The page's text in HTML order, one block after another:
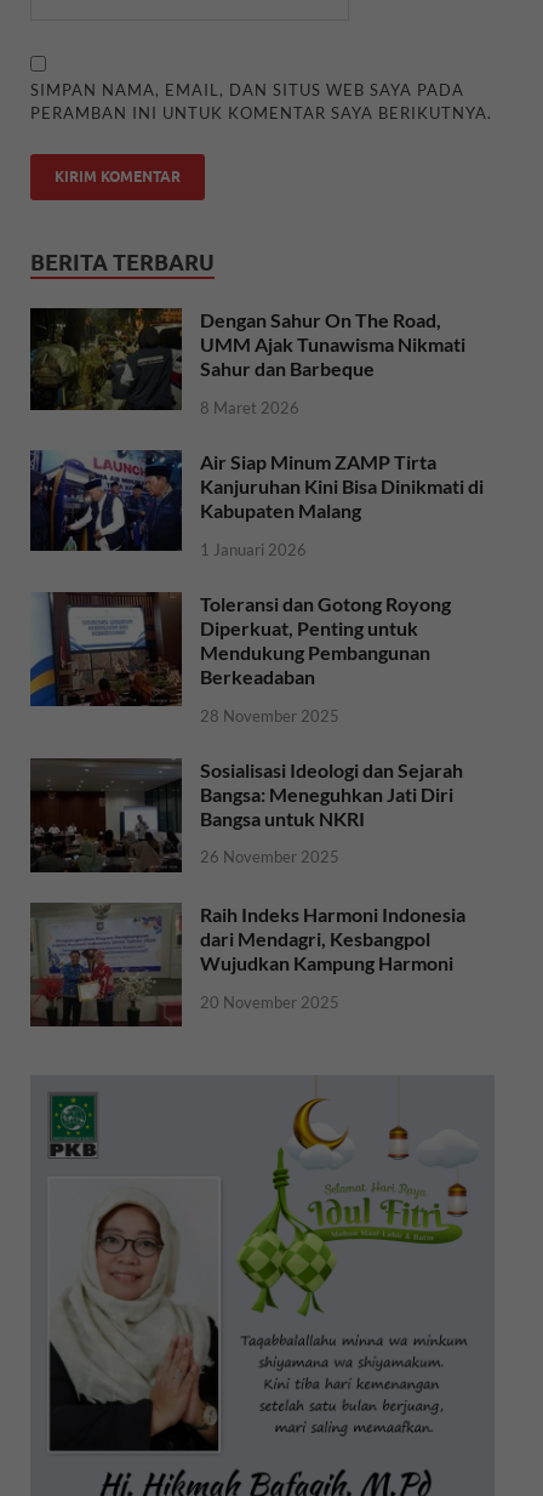
SIMPAN NAMA, EMAIL, DAN SITUS WEB SAYA PADA
PERAMBAN INI UNTUK KOMENTAR SAYA BERIKUTNYA.
BERITA TERBARU
Dengan Sahur On The Road,
UMM Ajak Tunawisma Nikmati
Sahur dan Barbeque
8 Maret 2026
Air Siap Minum ZAMP Tirta
Kanjuruhan Kini Bisa Dinikmati di
Kabupaten Malang
1 Januari 2026
Toleransi dan Gotong Royong
Diperkuat, Penting untuk
Mendukung Pembangunan
Berkeadaban
28 November 2025
Sosialisasi Ideologi dan Sejarah
Bangsa: Meneguhkan Jati Diri
Bangsa untuk NKRI
26 November 2025
Raih Indeks Harmoni Indonesia
dari Mendagri, Kesbangpol
Wujudkan Kampung Harmoni
20 November 2025